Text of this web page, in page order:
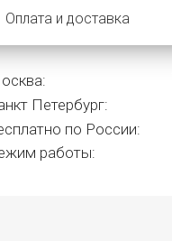
Оплата и доставка
Петербург:
по России:
работы: